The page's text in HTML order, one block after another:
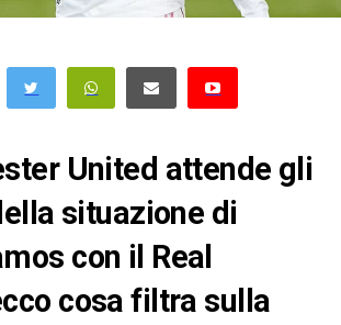
United attende gli
situazione di
con il Real
cosa filtra sulla